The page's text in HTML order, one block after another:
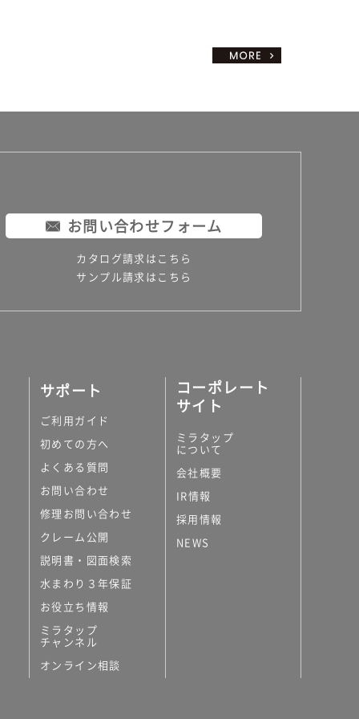
お問い合わせフォーム
カタログ請求はこちら
サンプル請求はこちら
サポート
ご利用ガイド
初めての方へ
よくある質問
お問い合わせ
修理お問い合わせ
クレーム公開
説明書・図面検索
水まわり３年保証
お役立ち情報
ミラタップ
チャンネル
オンライン相談
コーポレート
サイト
ミラタップ
について
会社概要
IR情報
採用情報
NEWS